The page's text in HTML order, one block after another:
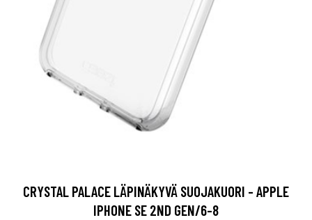
CRYSTAL PALACE LÄPINÄKYVÄ SUOJAKUORI - APPLE
IPHONE SE 2ND GEN/6-8